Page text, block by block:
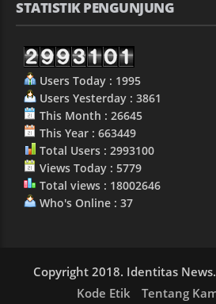
STATISTIK PENGUNJUNG
Users Today : 1995
Users Yesterday : 3861
This Month : 26645
This Year : 663449
Total Users : 2993100
Views Today : 5779
Total views : 18002646
Who's Online : 37
Copyright 2018. Identitas
Kode Etik
Tentang